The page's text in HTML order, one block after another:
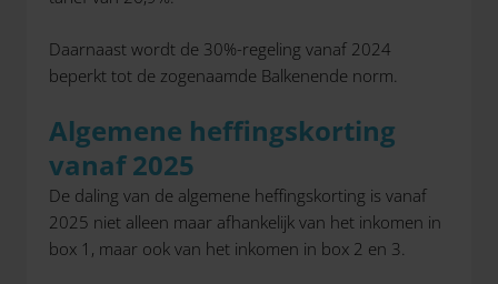
Daarnaast wordt de 30%-regeling vanaf 2024
beperkt tot de zogenaamde Balkenende norm.
Algemene heffingskorting
vanaf 2025
De daling van de algemene heffingskorting is vanaf
2025 niet alleen maar afhankelijk van het inkomen in
box 1, maar ook van het inkomen in box 2 en 3.